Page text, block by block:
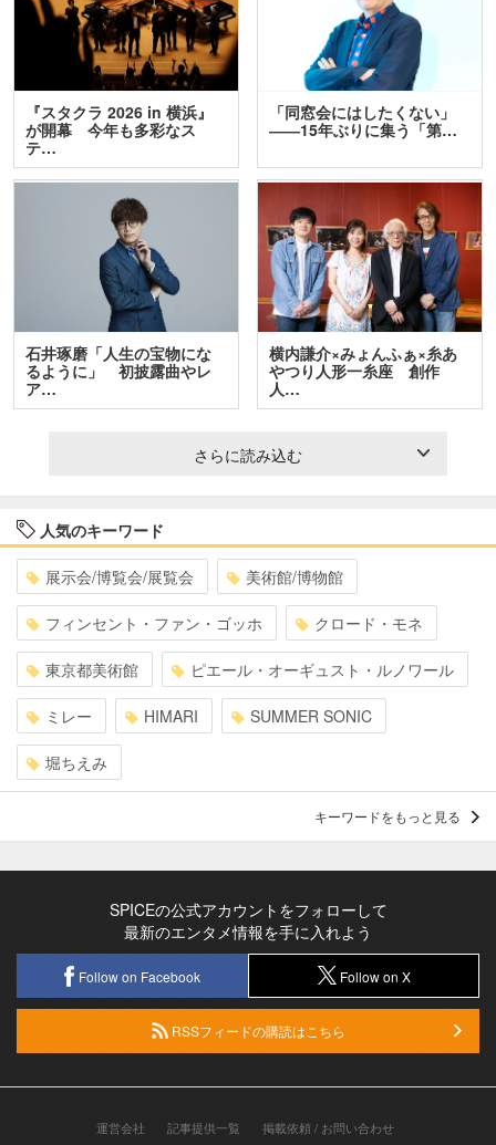
『スタクラ 2026 in 横浜』
が開幕 今年も多彩なス
テ…
「同窓会にはしたくない」
――15年ぶりに集う「第…
石井琢磨「人生の宝物にな
るように」 初披露曲やレ
ア…
横内謙介×みょんふぁ×糸あ
やつり人形一糸座 創作
人…
さらに読み込む
人気のキーワード
展示会/博覧会/展覧会 美術館/博物館
フィンセント・ファン・ゴッホ クロード・モネ
東京都美術館 ピエール・オーギュスト・ルノワール
ミレー HIMARI SUMMER SONIC
堀ちえみ
キーワードをもっと見る
SPICEの公式アカウントをフォローして
最新のエンタメ情報を手に入れよう
Follow on Facebook Follow on X
RSSフィードの購読はこちら
運営会社 記事提供一覧 掲載依頼 / お問い合わせ